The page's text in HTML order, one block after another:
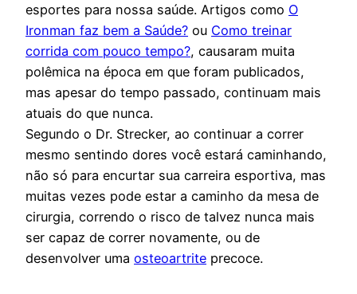
esportes para nossa saúde. Artigos como O
Ironman faz bem a Saúde? ou Como treinar
corrida com pouco tempo?, causaram muita
polêmica na época em que foram publicados,
mas apesar do tempo passado, continuam mais
atuais do que nunca.
Segundo o Dr. Strecker, ao continuar a correr
mesmo sentindo dores você estará caminhando,
não só para encurtar sua carreira esportiva, mas
muitas vezes pode estar a caminho da mesa de
cirurgia, correndo o risco de talvez nunca mais
ser capaz de correr novamente, ou de
desenvolver uma osteoartrite precoce.